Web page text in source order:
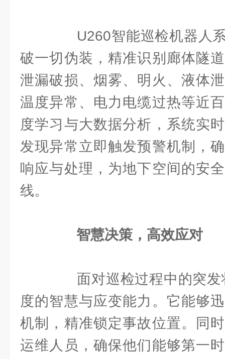
U260智能巡检机器人系
破一切伪装，精准识别廊体隧
泄漏破损、烟雾、明火、液体
温度异常、电力电缆过热等近
度学习与大数据分析，系统实
发现异常立即触发预警机制，
响应与处理，为地下空间的安
线。
智慧决策，高效应对
面对巡检过程中的突发
度的智慧与应变能力。它能够
机制，精准锁定事故位置。同
运维人员，确保他们能够第一